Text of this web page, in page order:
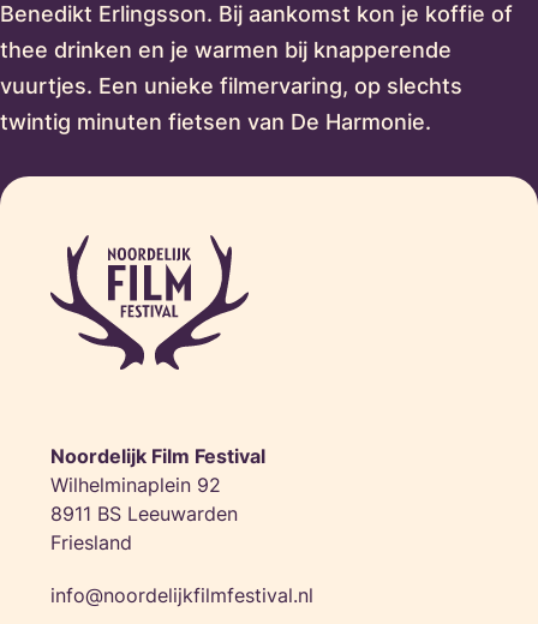
Benedikt Erlingsson. Bij aankomst kon je koffie of
thee drinken en je warmen bij knapperende
vuurtjes. Een unieke filmervaring, op slechts
twintig minuten fietsen van De Harmonie.
Noordelijk Film Festival
Wilhelminaplein 92
8911 BS Leeuwarden
Friesland
info@noordelijkfilmfestival.nl